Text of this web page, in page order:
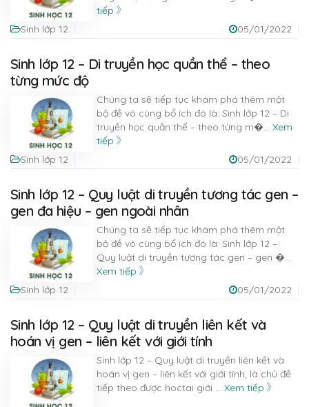
tiếp
Sinh lớp 12
05/01/2022
Sinh lớp 12 – Di truyền học quần thể – theo
từng mức độ
Chúng ta sẽ tiếp tục khám phá thêm một
bộ đề vô cùng bổ ích đó là: Sinh lớp 12 – Di
truyền học quần thể – theo từng m�... Xem
tiếp
Sinh lớp 12
05/01/2022
Sinh lớp 12 – Quy luật di truyền tương tác gen –
gen đa hiệu – gen ngoài nhân
Chúng ta sẽ tiếp tục khám phá thêm một
bộ đề vô cùng bổ ích đó là: Sinh lớp 12 –
Quy luật di truyền tương tác gen – gen �...
Xem tiếp
Sinh lớp 12
05/01/2022
Sinh lớp 12 – Quy luật di truyền liên kết và
hoán vị gen – liên kết với giới tính
Sinh lớp 12 – Quy luật di truyền liên kết và
hoán vị gen – liên kết với giới tính, là chủ đề
tiếp theo được hoctai giới ... Xem tiếp